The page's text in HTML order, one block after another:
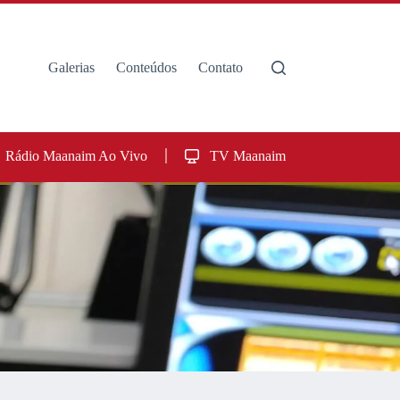
Galerias Conteúdos Contato
Rádio Maanaim Ao Vivo TV Maanaim